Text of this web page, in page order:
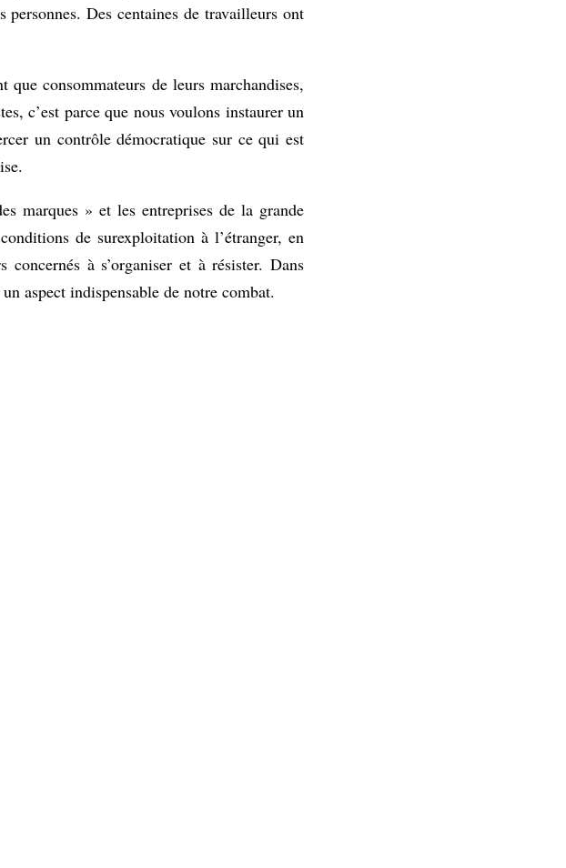
Des centaines de travailleurs ont
consommateurs de leurs marchandises,
c’est parce que nous voulons instaurer un
un contrôle démocratique sur ce qui est
marques » et les entreprises de la grande
de surexploitation à l’étranger, en
à s’organiser et à résister. Dans
aspect indispensable de notre combat.